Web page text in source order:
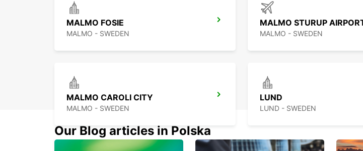
MALMO FOSIE
MALMO - SWEDEN
MALMO STURUP
MALMO - SWEDEN
MALMO CAROLI CITY
MALMO - SWEDEN
LUND
LUND - SWEDEN
Our Blog articles in Polska